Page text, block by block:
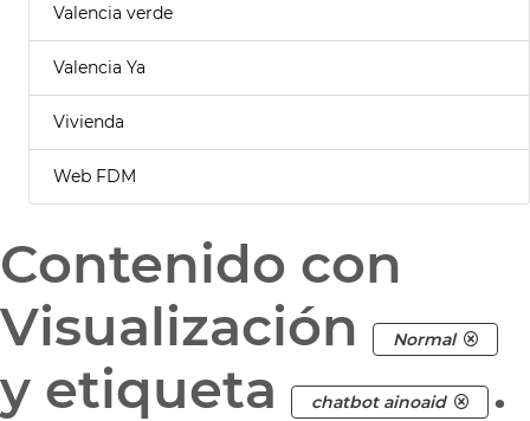
Valencia verde
Valencia Ya
Vivienda
Web FDM
Contenido con
Visualización
Normal
y etiqueta chatbot ainoaid .